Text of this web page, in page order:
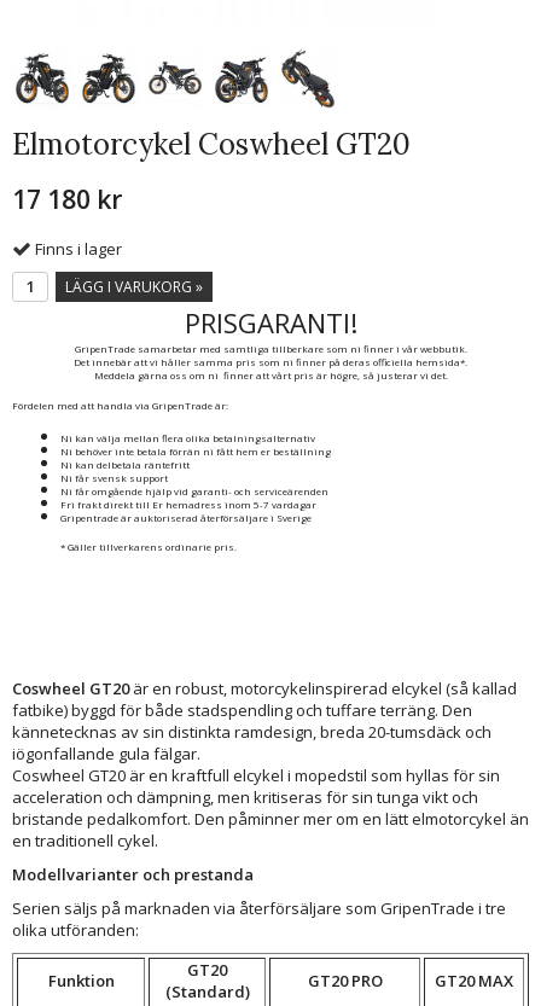
Elmotorcykel Coswheel GT20
17 180 kr
Finns i lager
LÄGG I VARUKORG »
PRISGARANTI!
GripenTrade samarbetar med samtliga tillberkare som ni finner i vår webbutik.
Det innebär att vi håller samma pris som ni finner på deras officiella hemsida*.
Meddela gärna oss om ni finner att vårt pris är högre, så justerar vi det.
Fördelen med att handla via GripenTrade är:
Ni kan välja mellan flera olika betalningsalternativ
Ni behöver inte betala förrän ni fått hem er beställning
Ni kan delbetala räntefritt
Ni får svensk support
Ni får omgående hjälp vid garanti- och serviceärenden
Fri frakt direkt till Er hemadress inom 5-7 vardagar
Gripentrade är auktoriserad återförsäljare i Sverige
* Gäller tillverkarens ordinarie pris.
Coswheel GT20är en robust, motorcykelinspirerad elcykel (så kallad
fatbike) byggd för både stadspendling och tuffare terräng. Den
kännetecknas av sin distinkta ramdesign, breda 20-tumsdäck och
iögonfallande gula fälgar.
Coswheel GT20 är en kraftfull elcykel i mopedstil som hyllas för sin
acceleration och dämpning, men kritiseras för sin tunga vikt och
bristande pedalkomfort. Den påminner mer om en lätt elmotorcykel än
en traditionell cykel.
Modellvarianter och prestanda
Serien säljs på marknaden via återförsäljare som GripenTrade i tre
olika utföranden:
Funktion
GT20
(Standard)
GT20 PRO GT20 MAX